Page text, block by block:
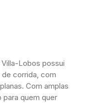
Lobos possui
de corrida, com
Com amplas
para quem quer